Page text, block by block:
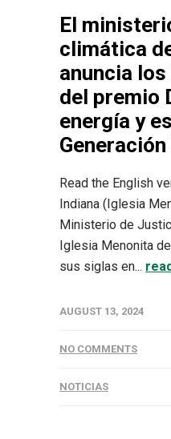
El
climática
anuncia
del premio
energía y
Generación
Read the English
Indiana (Iglesia
Ministerio de
Iglesia Menonita de
sus siglas en...
AUGUST 13, 2024
NO COMMENTS
NOTICIAS